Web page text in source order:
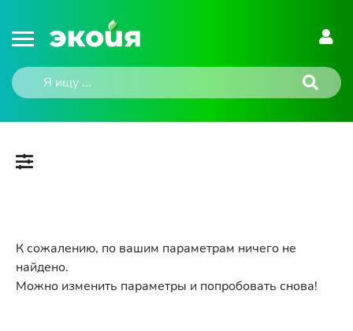
К сожалению, по вашим параметрам ничего не
найдено.
Можно изменить параметры и попробовать снова!